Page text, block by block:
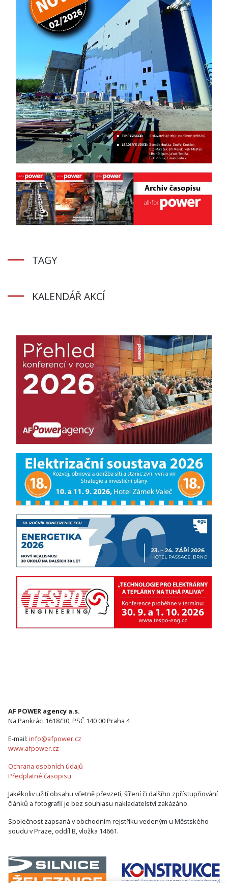
TAGY
KALENDÁŘ AKCÍ
AF POWER agency a.s.
Na Pankráci 1618/30, PSČ 140 00 Praha 4
E-mail: info@afpower.cz
www.afpower.cz
Ochrana osobních údajů
Předplatné časopisu
Jakékoliv užití obsahu včetně převzetí, šíření či dalšího zpřístupňování
článků a fotografií je bez souhlasu nakladatelství zakázáno.
Společnost zapsaná v obchodním rejstříku vedeným u Městského
soudu v Praze, oddíl B, vložka 14661.